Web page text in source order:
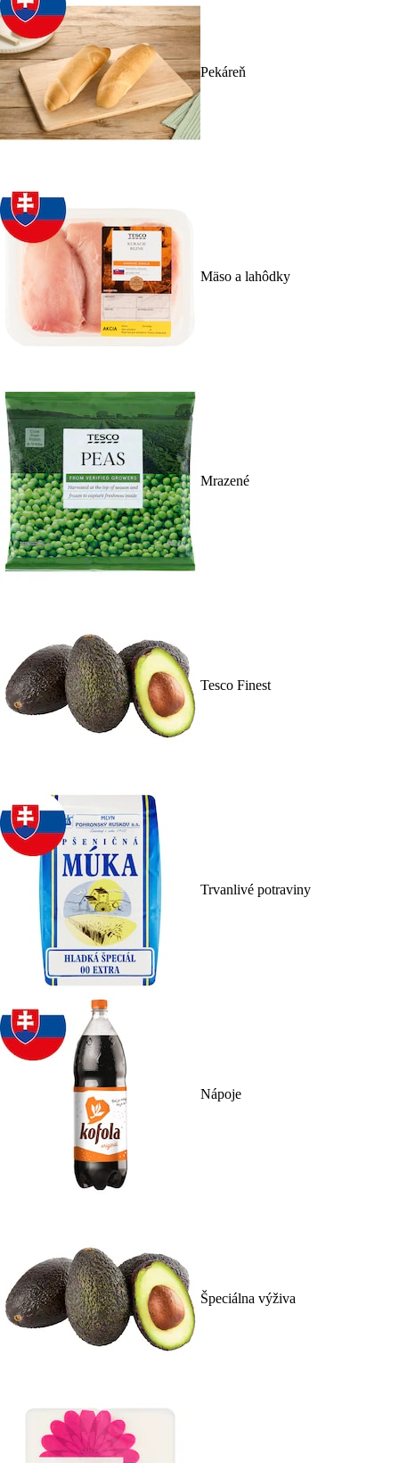
Pekáreň
Mäso a lahôdky
Mrazené
Tesco Finest
Trvanlivé potraviny
Nápoje
Špeciálna výživa